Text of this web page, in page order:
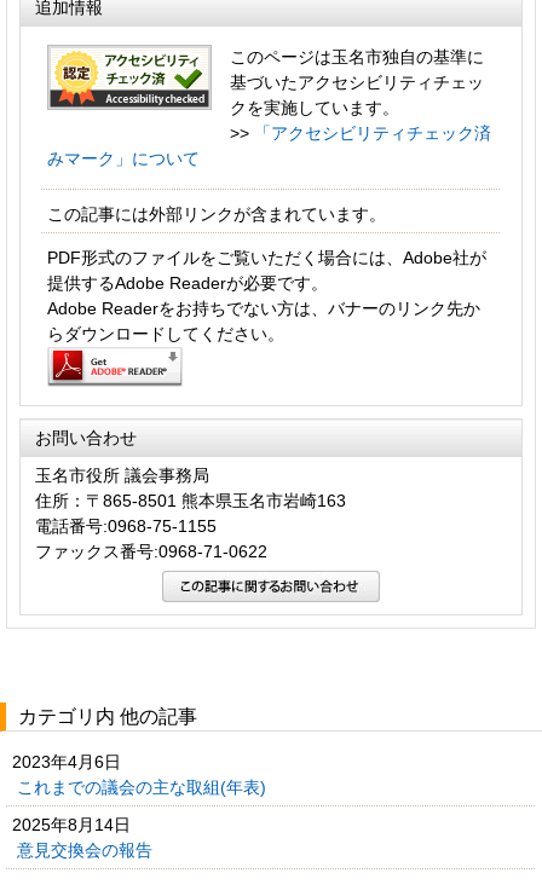
追加情報
このページは玉名市独自の基準に
基づいたアクセシビリティチェッ
クを実施しています。
>>
「アクセシビリティチェック済
みマーク」について
この記事には外部リンクが含まれています。
PDF形式のファイルをご覧いただく場合には、Adobe社が
提供するAdobe Readerが必要です。
Adobe Readerをお持ちでない方は、バナーのリンク先か
らダウンロードしてください。
お問い合わせ
玉名市役所 議会事務局
住所：〒865-8501 熊本県玉名市岩崎163
電話番号:0968-75-1155
ファックス番号:0968-71-0622
カテゴリ内 他の記事
2023年4月6日
これまでの議会の主な取組(年表)
2025年8月14日
意見交換会の報告